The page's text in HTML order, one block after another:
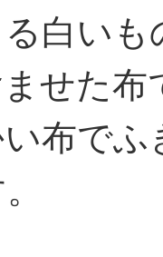
白い
せた
布で